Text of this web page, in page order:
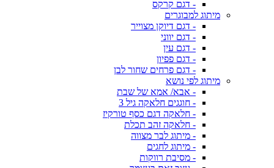
- דגם קרקס
מיתוג למבוגרים
- דגם דיוקן מצוייר
- דגם יווני
- דגם עין
- דגם פפיון
- דגם פרחים שחור לבן
מיתוג לפי נושא
- אבא/ אמא של שבת
- חוגגים חלאקה גיל 3
- חלאקה דגם כסף טורקיז
- חלאקה זהב תכלת
- מיתוג לבר מצווה
- מיתוג לחגים
- מסיבת רווקות